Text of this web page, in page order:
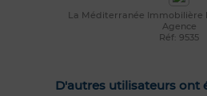
La Méditerranée Immobilière
Agence
Réf: 9535
D'autres utilisateurs ont